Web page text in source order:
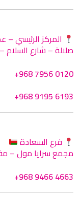
المركز الرئيسي –
صلالة – شارع
+968 7956 0120
+968 9195 6193
فرع السعادة
مجمع سرايا مول –
+968 9466 4663